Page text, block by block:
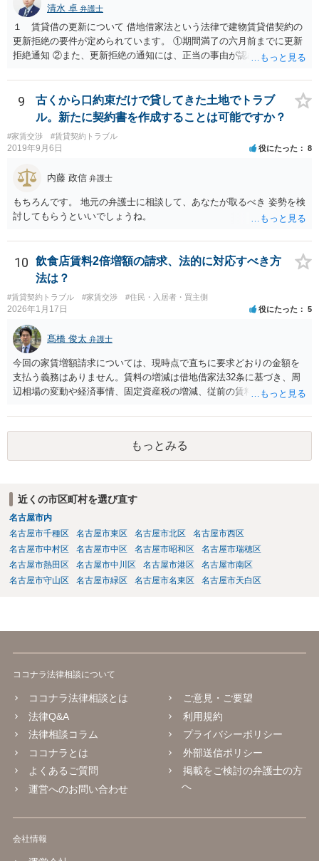
清水 卓 弁護士
１ 賃貸借の更新について 借地借家法という法律で建物賃貸借契約の
更新拒絶の要件が定められています。 ①期間満了の六月前までに更新
拒絶通知 ②また、更新拒絶の通知には、正当の事由が認められる必要
賃借人の建物使用を必要とする事情のほか、従前の経過，建物の利用
状況，建物の現況，いわゆる立退料の申出を考慮して判断するものと
されています。 ③更新拒絶通知がされた場合でも、賃貸借期間満了満
了後も賃借人が建物の使用を継続する場合には、賃借人に対し遅滞な
く異議を述べる 大家側（賃貸人側）に正当の事由が認めらるか疑問
のあるご事案かと思います。更新拒絶に正当の事由がない場合、大家
側（賃貸人側）が、更新の予定されている普通賃貸借契約から更新の
ない定期借家契約に一方的に切り替えることはできません。ただし、
正当の事由がない場合でも、賃借人側の同意があれば、定期借家契約
への切り替えも可能です。そのため、仲介会社側は、何とか、賃借人
側（あなた側）から同意を取り付けようとしているものと思われま
す。 （建物賃貸借契約の更新等） 第二十六条 建物の賃貸借について
期間の定めがある場合において、当事者が期間の満了の一年前から六
月前までの間に相手方に対して更新をしない旨の通知又は条件を変更
しなければ更新をしない旨の通知をしなかったときは、従前の契約と
同一の条件で契約を更新したものとみなす。ただし、その期間は、定
めがないものとする。 ２ 前項の通知をした場合であっても、建物の
賃貸借の期間が満了した後建物の賃借人が使用を継続する場合におい
て、建物の賃貸人が遅滞なく異議を述べなかったときも、同項と同様
とする。 （建物賃貸借契約の更新拒絶等の要件） 第二十八条 建物の
賃貸人による第二十六条第一項の通知又は建物の賃貸借の解約の申入
れは、建物の賃貸人及び賃借人（転借人を含む。以下この条において
同じ。）が建物の使用を必要とする事情のほか、建物の賃貸借に関す
に対して財産上の給付をする旨の申出をした場合におけるその申出を
考慮して、正当の事由があると認められる場合でなければ、すること
9
古くから口約束だけで貸してきた土地でトラブ
ル。新たに契約書を作成することは可能ですか？
#家賃交渉 #賃貸契約トラブル
2019年9月6日 役にたった 8
内藤 政信 弁護士
もちろんです。 地元の弁護士に相談して、あなたが取るべき 姿勢を検
討してもらうといいでしょうね。
10
飲食店賃料2倍増額の請求、法的に対応すべき方
法は？
#賃貸契約トラブル #家賃交渉 #住民・入居者・買主側
2026年1月17日 役にたった 5
髙橋 俊太 弁護士
今回の家賃増額請求については、現時点で直ちに要求どおりの金額を
支払う義務はありません。賃料の増減は借地借家法32条に基づき、周
辺相場の変動や経済事情、固定資産税の増減、従前の賃料が不相当に
り低いと評価される場合でも、長年営業を継続している借主に対し、
一方的に賃料を2倍にするような急激な増額がそのまま認められること
は、実務上考えにくいです。 内容証明が届いた場合でも、重要なの
は、増額には同意しない意思を明確に示すこと（ただし協議には応じ
とができます。 仮に、今後、相手方が調停や訴訟を提起した場合で
も、裁判所は適正賃料を客観的に算定します。23年間にわたる営業実
績や、急激な賃料増額が事業継続に与える影響は、借主側に有利な事
情として考慮されるものと考えられます。
もっとみる
近くの市区町村を選び直す
名古屋市内
名古屋市千種区
名古屋市東区 名古屋市北区
名古屋市西区
名古屋市中村区
名古屋市中区 名古屋市昭和区
名古屋市瑞穂区
名古屋市熱田区
名古屋市中川区 名古屋市港区
名古屋市南区
名古屋市守山区
名古屋市緑区 名古屋市名東区 名古屋市天白区
ココナラ法律相談について
ココナラ法律相談とは
法律Q&A
法律相談コラム
ココナラとは
よくあるご質問
運営へのお問い合わせ
ご意見・ご要望
利用規約
プライバシーポリシー
外部送信ポリシー
掲載をご検討の弁護士の方
へ
会社情報